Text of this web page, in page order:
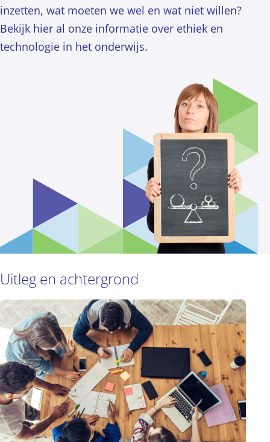
inzetten, wat moeten we wel en wat niet willen?
Bekijk hier al onze informatie over ethiek en
technologie in het onderwijs.
Uitleg en achtergrond